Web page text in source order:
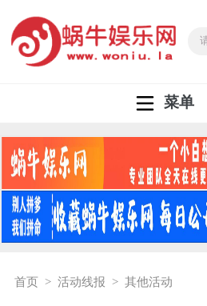
菜单
首页 >活动线报 >其他活动